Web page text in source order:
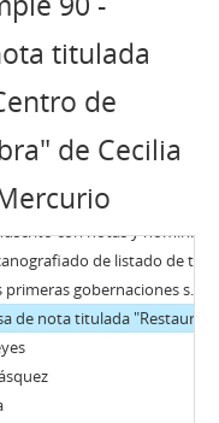
titulada
de
de Cecilia
sin título ni autor
en la calle Ahumada"
pertenecientes al Instituto Fílmico de la Universidad de Chile
de índice de láminas
His.t de Chile III. Del Archivo de la Universidad e Chile"
por temáticas, autores, formatos y localización
iconografía, titulado "Iconografía. Eyzaguirre. Historia de Chile"
colonia. Fotografías a ser sacadas en el museo histórico"
gobernaciones suramericanas
de Santiago. Manos a la obra" de Cecilia García Huidobro en El Mercurio